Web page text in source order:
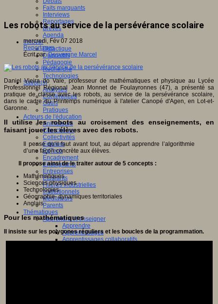
Faits marquants
Interviews
Reportages
Brèves
Agenda
Innover
Didactique
Dispositifs
Pédagogie
Recherche
Technologies
Savoir(s)
Analyses
Conférences
Outils
Pratiques
Acteurs de l'éducation
Animateurs
Chercheurs
Collectivités
Editeurs
EdTech
Encadrement
Enseignants
Entreprises
Etudiants
Filières industrielles
Institutionnels
Médiateurs
Parents
Thématiques
Apprendre et enseigner
Apprendre
Apprentissages
Apprentissages collaboratifs
Les robots au service de la persévérance scolaire
mercredi, Fév 07 2018
Reportages
Écrit parDesvergne Marcel
Daniel Vieira do Vale, professeur de mathématiques et physique au Lycée
Professionnel Régional Jean Monnet de Foulayronnes (47), a présenté sa
pratique de classe avec les robots, au service de la persévérance scolaire,
dans le cadre du Printemps numérique à l'atelier Canopé d'Agen, en Lot-et-
Garonne.
Il utilise les robots au croisement des enseignements, en
faisant jouer les élèves avec des robots.
Il pense qu’il faut avant tout, au départ apprendre l’algorithmie
d’une façon concrète aux élèves.
Il propose ainsi de le traiter autour de 5 concepts :
Mathématiques
Sciences physiques
Technologies
Géographie- dynamiques territoriales
Anglais
Pour les mathématiques
Il insiste sur les polygones réguliers et les boucles de la programmation.